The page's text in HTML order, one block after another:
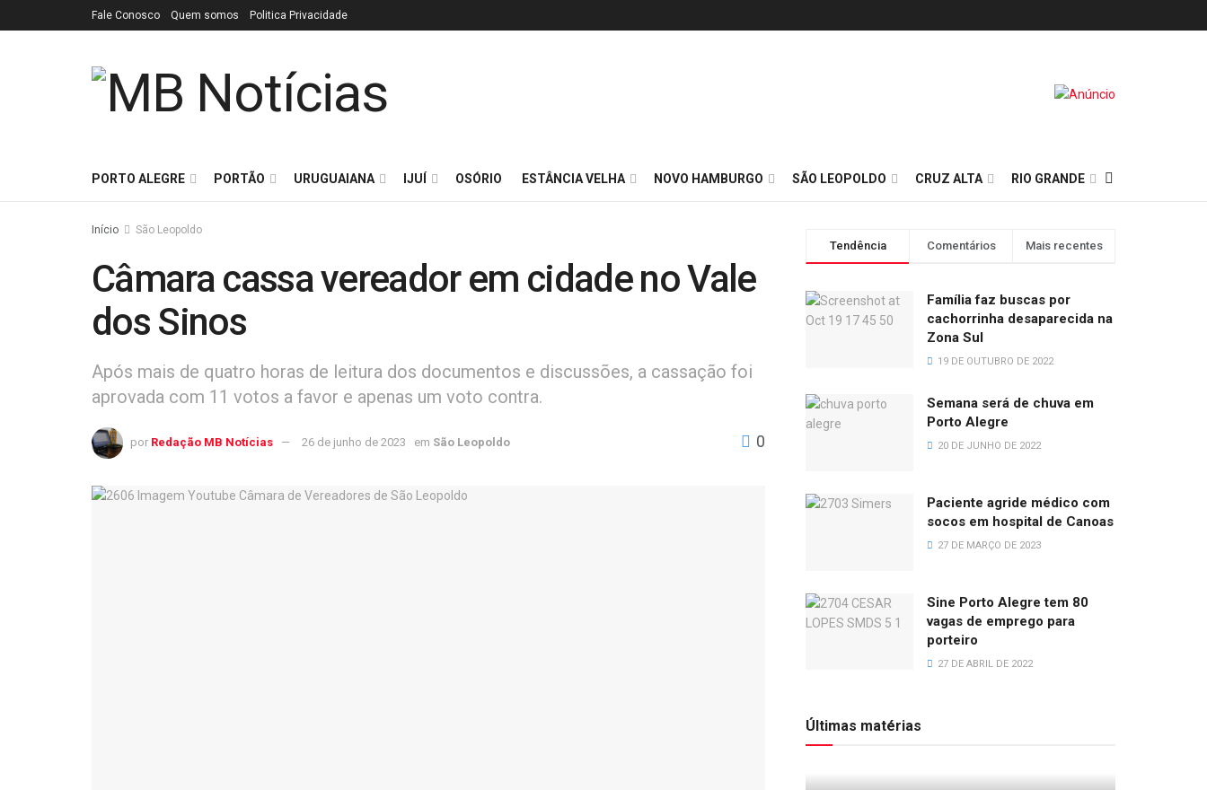
Fale Conosco Quem somos Politica Privacidade
PORTO ALEGRE PORTÃO URUGUAIANA IJUÍ OSÓRIO ESTÂNCIA VELHA NOVO HAMBURGO SÃO LEOPOLDO CRUZ ALTA RIO GRANDE
Início São Leopoldo
Câmara cassa vereador em cidade no Vale
dos Sinos
Após mais de quatro horas de leitura dos documentos e discussões, a cassação foi
aprovada com 11 votos a favor e apenas um voto contra.
por Redação MB Notícias 26 de junho de 2023 em São Leopoldo 0
Tendência Comentários Mais recentes
Família faz buscas por
cachorrinha desaparecida na
Zona Sul
19 DE OUTUBRO DE 2022
Semana será de chuva em
Porto Alegre
20 DE JUNHO DE 2022
Paciente agride médico com
socos em hospital de Canoas
27 DE MARÇO DE 2023
Sine Porto Alegre tem 80
vagas de emprego para
porteiro
27 DE ABRIL DE 2022
Últimas matérias